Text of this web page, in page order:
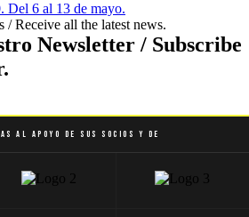
Del 6 al 13 de mayo.
/ Receive all the latest news.
Newsletter / Subscribe
al apoyo de sus socios y de